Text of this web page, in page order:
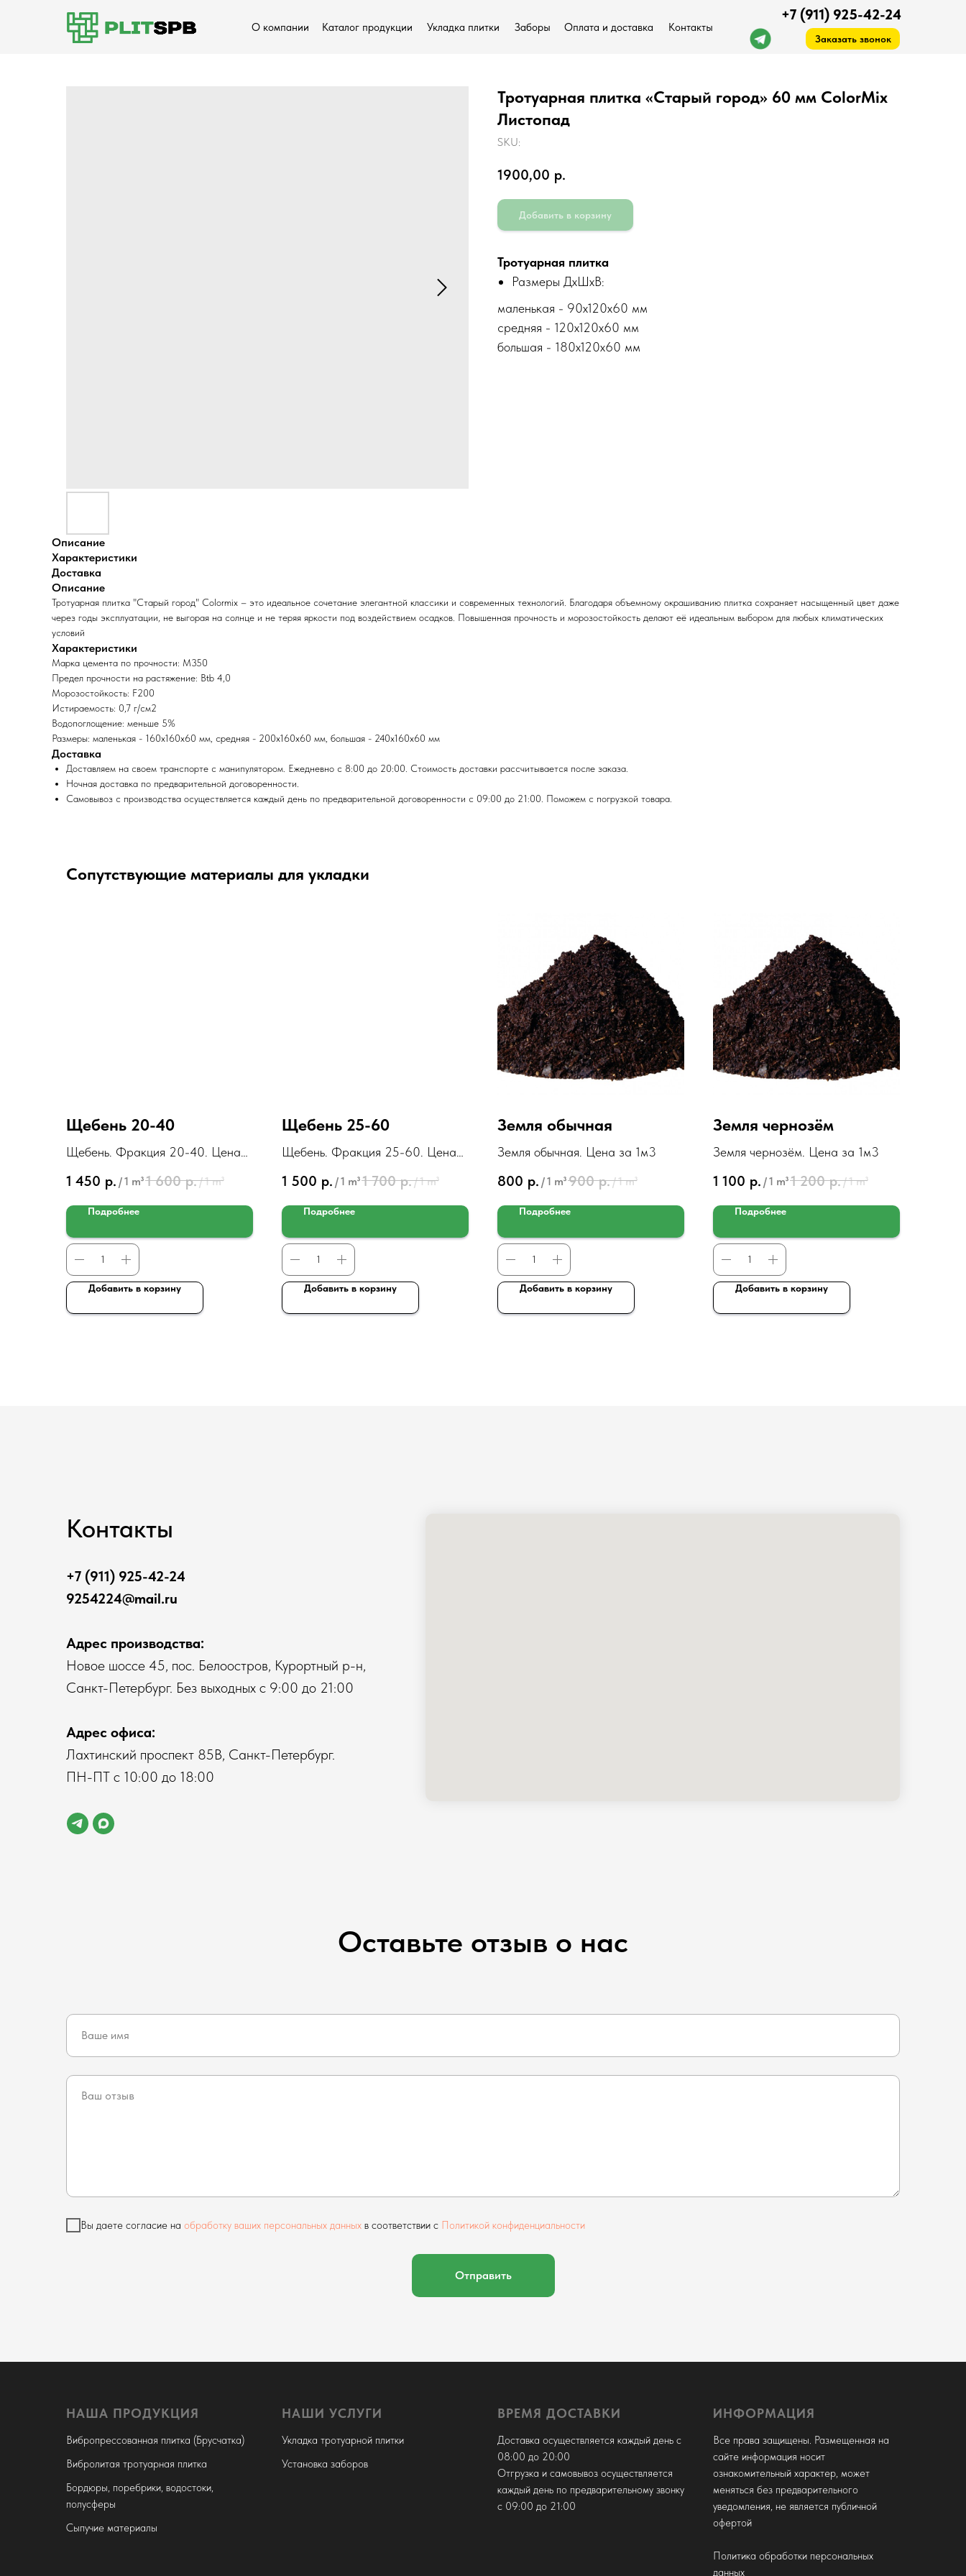
Контакты
Оплата и доставка
Укладка плитки Заборы
Каталог продукции
О компании
+7 (911) 925-42-24
Заказать звонок
Тротуарная плитка «Старый город» 60 мм ColorMix
Листопад
SKU:
1900,00 р.
Добавить в корзину
Тротуарная плитка
Размеры ДхШхВ:
маленькая - 90х120х60 мм
средняя - 120х120х60 мм
большая - 180х120х60 мм
Описание
Характеристики
Доставка
Описание
Тротуарная плитка "Старый город" Colormix – это идеальное сочетание элегантной классики и современных технологий. Благодаря объемному окрашиванию плитка сохраняет насыщенный цвет даже
через годы эксплуатации, не выгорая на солнце и не теряя яркости под воздействием осадков. Повышенная прочность и морозостойкость делают её идеальным выбором для любых климатических
условий
Характеристики
Марка цемента по прочности: М350
Предел прочности на растяжение: Btb 4,0
Морозостойкость: F200
Истираемость: 0,7 г/cм2
Водопоглощение: меньше 5%
Размеры: маленькая - 160х160х60 мм, средняя - 200х160х60 мм, большая - 240х160х60 мм
Доставка
Доставляем на своем транспорте с манипулятором. Ежедневно с 8:00 до 20:00. Стоимость доставки рассчитывается после заказа.
Ночная доставка по предварительной договоренности.
Самовывоз с производства осуществляется каждый день по предварительной договоренности с 09:00 до 21:00. Поможем с погрузкой товара.
Сопутствующие материалы для укладки
Щебень 20-40
Щебень. Фракция 20-40. Цена
1 450 р. /1 m³1 600 р./1 m³
Подробнее
Добавить в корзину
Щебень 25-60
Щебень. Фракция 25-60. Цена
1 500 р. /1 m³1 700 р./1 m³
Подробнее
Добавить в корзину
Земля обычная
Земля обычная. Цена за 1м3
800 р. /1 m³900 р./1 m³
Подробнее
Добавить в корзину
Земля чернозём
Земля чернозём. Цена за 1м3
1 100 р. /1 m³1 200 р./1 m³
Подробнее
Добавить в корзину
Контакты
+7 (911) 925-42-24
9254224@mail.ru
Адрес производства:
Новое шоссе 45, пос. Белоостров, Курортный р-н,
Санкт-Петербург. Без выходных с 9:00 до 21:00
Адрес офиса:
Лахтинский проспект 85В, Санкт-Петербург.
ПН-ПТ с 10:00 до 18:00
Оставьте отзыв о нас
Вы даете согласие на обработку ваших персональных данных в соответствии с Политикой конфиденциальности
Отправить
НАША ПРОДУКЦИЯ
Вибропрессованная плитка (Брусчатка)
Вибролитая тротуарная плитка
Бордюры, поребрики, водостоки,
полусферы
Сыпучие материалы
НАШИ УСЛУГИ
Укладка тротуарной плитки
Установка заборов
ВРЕМЯ ДОСТАВКИ
Доставка осуществляется каждый день с
08:00 до 20:00
Отгрузка и самовывоз осуществляется
каждый день по предварительному звонку
с 09:00 до 21:00
ИНФОРМАЦИЯ
Все права защищены. Размещенная на
сайте информация носит
ознакомительный характер, может
меняться без предварительного
уведомления, не является публичной
офертой
Политика обработки персональных
данных